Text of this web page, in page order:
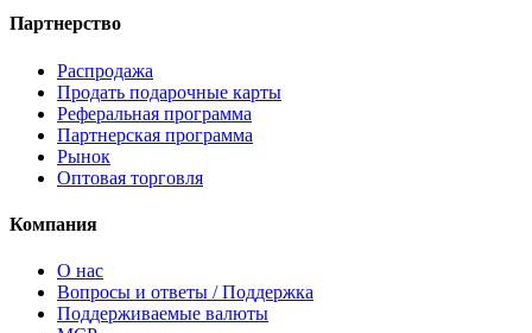
Партнерство
Распродажа
Продать подарочные карты
Реферальная программа
Партнерская программа
Рынок
Оптовая торговля
Компания
О нас
Вопросы и ответы / Поддержка
Поддерживаемые валюты